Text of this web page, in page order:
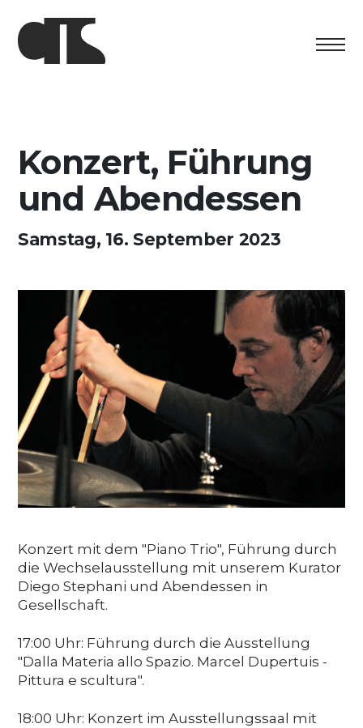
Kulturelles Programm
Vermietung
Unterstützung
Media
DE
Konzert, Führung
und Abendessen
Samstag, 16. September 2023
Konzert mit dem "Piano Trio", Führung durch
die Wechselausstellung mit unserem Kurator
Diego Stephani und Abendessen in
Gesellschaft.
17:00 Uhr: Führung durch die Ausstellung
"Dalla Materia allo Spazio. Marcel Dupertuis -
Pittura e scultura".
18:00 Uhr: Konzert im Ausstellungssaal mit